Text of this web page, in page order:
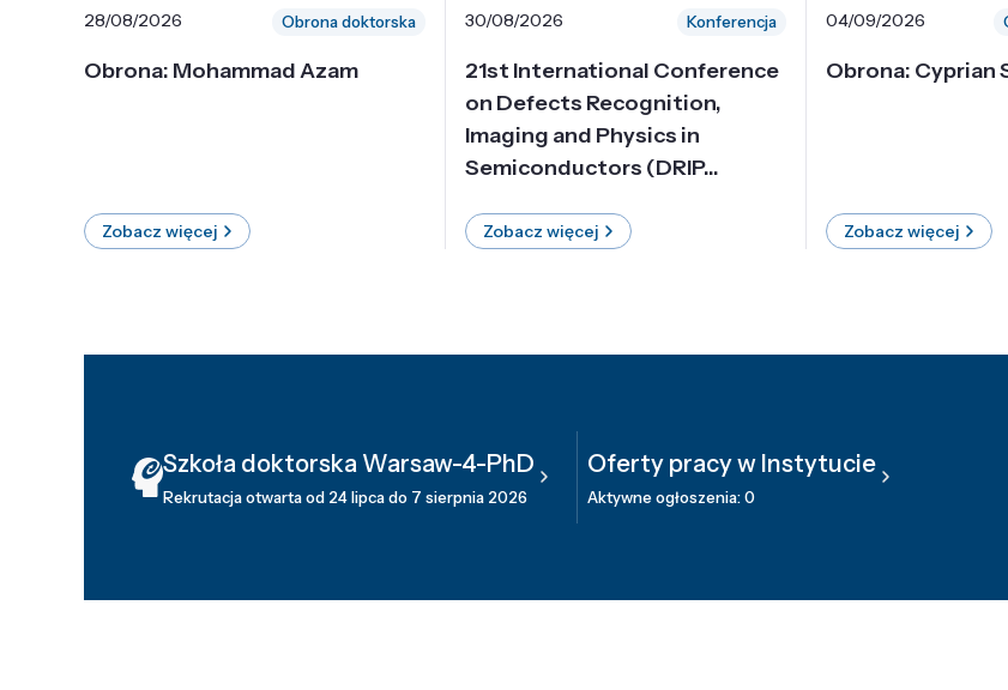
28/08/2026 Obrona doktorska
Obrona: Mohammad Azam
Zobacz więcej
30/08/2026 Konferencja
21st International Conference
on Defects Recognition,
Imaging and Physics in
Semiconductors (DRIP...
Zobacz więcej
04/09/2026
Obrona: Cyprian
Zobacz więcej
Szkoła doktorska Warsaw-4-PhD
Rekrutacja otwarta od 24 lipca do 7 sierpnia 2026
Oferty pracy w Instytucie
Aktywne ogłoszenia: 0